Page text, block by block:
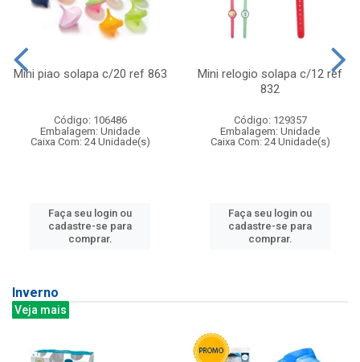
Mini piao solapa c/20 ref 863
Código: 106486
Embalagem: Unidade
Caixa Com: 24 Unidade(s)
Faça seu login ou
cadastre-se para
comprar.
Mini relogio solapa c/12 ref
832
Código: 129357
Embalagem: Unidade
Caixa Com: 24 Unidade(s)
Faça seu login ou
cadastre-se para
comprar.
Inverno
Veja mais